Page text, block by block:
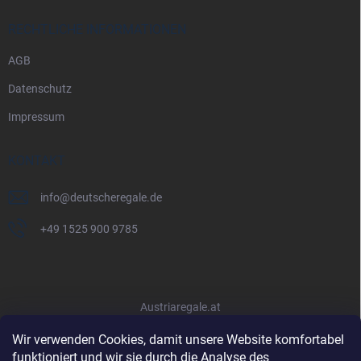
Wir verwenden Cookies, damit unsere Website komfortabel
funktioniert und wir sie durch die Analyse des
RECHTLICHE INFORMATIONEN
AGB
Datenschutz
Impressum
KONTAKT
info@deutscheregale.de
+49 1525 900 9785
Austriaregale.at